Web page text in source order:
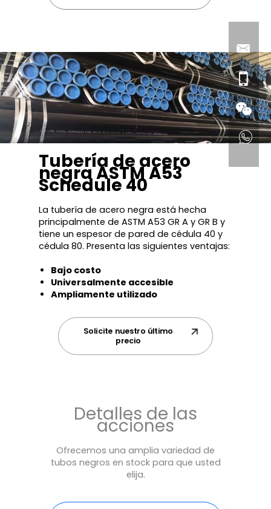
Tubería de acero
negra ASTM A53
Schedule 40
La tubería de acero negra está hecha
principalmente de ASTM A53 GR A y GR B y
tiene un espesor de pared de cédula 40 y
cédula 80. Presenta las siguientes ventajas:
Bajo costo
Universalmente accesible
Ampliamente utilizado
Solicite nuestro último
precio
Detalles de las
acciones
Ofrecemos una amplia variedad de
tubos negros en stock para que usted
elija.